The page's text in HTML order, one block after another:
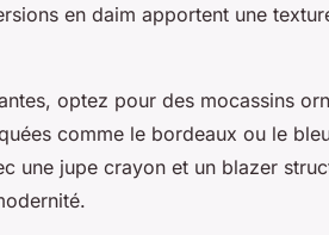
en daim apportent une
optez pour des mocassins
comme le bordeaux ou le
une jupe crayon et un blazer